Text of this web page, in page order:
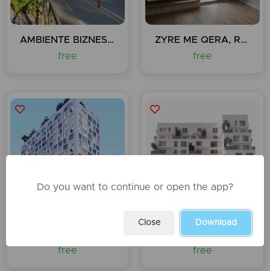
AMBIENTE BIZNESI ME QERA, RRUGA E DURRESIT, TIRANE
free
ZYRE ME QERA, RUGA DORA D’ISTRIA, TIRANE
free
free
APARTAMENT PER SHITJE, SHKOLLA E KUQE, TIRANE
free
Do you want to continue or open the app?
Close Download